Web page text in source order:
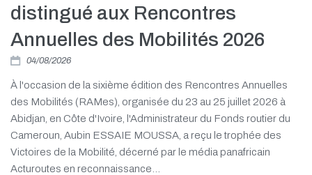
distingué aux Rencontres
Annuelles des Mobilités 2026
04/08/2026
À l'occasion de la sixième édition des Rencontres Annuelles
des Mobilités (RAMes), organisée du 23 au 25 juillet 2026 à
Abidjan, en Côte d'Ivoire, l'Administrateur du Fonds routier du
Cameroun, Aubin ESSAIE MOUSSA, a reçu le trophée des
Victoires de la Mobilité, décerné par le média panafricain
Acturoutes en reconnaissance...